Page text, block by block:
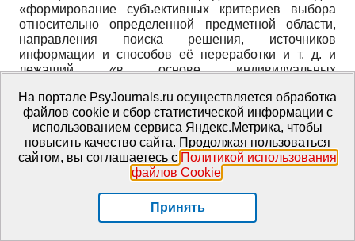
«формирование субъективных критериев выбора
относительно определенной предметной области,
направления поиска решения, источников
информации и способов её переработки и т. д. и
лежащий «в основе индивидуальных
Одним из видов когнитивного опыта можно считать
профессиональный опыт, определяемый как
системное образование, которое состоит, согласно
М.А. Плотниковой (2008), из операционального
(профессиональные умения и навыки),
личностного (отношения) компонентов, и который
характеризуется уникальностью, осознанностью,
На портале PsyJournals.ru осуществляется обработка
файлов cookie и сбор статистической информации с
использованием сервиса Яндекс.Метрика, чтобы
повысить качество сайта. Продолжая пользоваться
сайтом, вы соглашаетесь с Политикой использования
файлов Cookie.
Принять